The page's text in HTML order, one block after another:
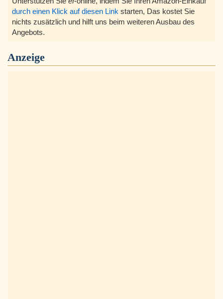
durch einen Klick auf diesen Link starten, Das kostet Sie
nichts zusätzlich und hilft uns beim weiteren Ausbau des
Angebots.
Anzeige